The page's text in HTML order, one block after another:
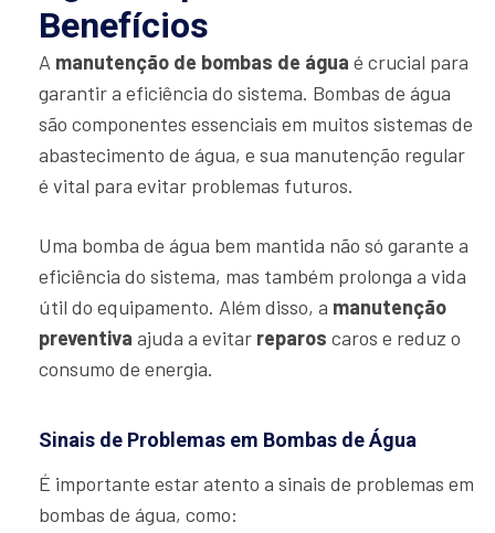
Benefícios
A manutenção de bombas de água é crucial para
garantir a eficiência do sistema. Bombas de água
são componentes essenciais em muitos sistemas de
abastecimento de água, e sua manutenção regular
é vital para evitar problemas futuros.
Uma bomba de água bem mantida não só garante a
eficiência do sistema, mas também prolonga a vida
útil do equipamento. Além disso, a manutenção
preventiva ajuda a evitar reparos caros e reduz o
consumo de energia.
Sinais de Problemas em Bombas de Água
É importante estar atento a sinais de problemas em
bombas de água, como: